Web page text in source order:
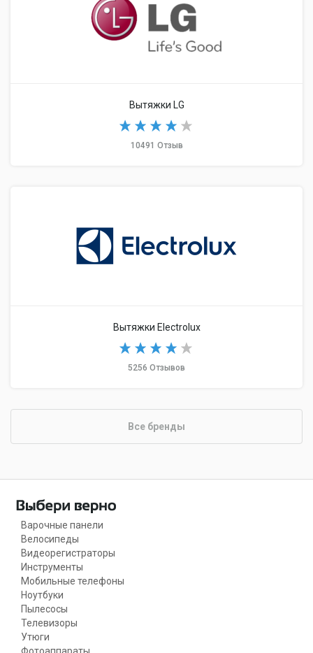
Вытяжки LG
10491 Отзыв
Вытяжки Electrolux
5256 Отзывов
Все бренды
Варочные панели
Велосипеды
Видеорегистраторы
Инструменты
Мобильные телефоны
Ноутбуки
Пылесосы
Телевизоры
Утюги